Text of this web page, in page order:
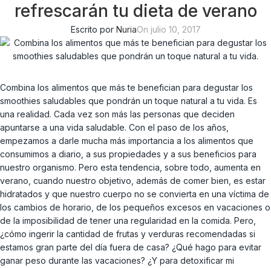
refrescarán tu dieta de verano
Escrito por NuriaOn julio 10, 2017
Combina los alimentos que más te benefician para degustar los
smoothies saludables que pondrán un toque natural a tu vida. Es
una realidad. Cada vez son más las personas que deciden
apuntarse a una vida saludable. Con el paso de los años,
empezamos a darle mucha más importancia a los alimentos que
consumimos a diario, a sus propiedades y a sus beneficios para
nuestro organismo. Pero esta tendencia, sobre todo, aumenta en
verano, cuando nuestro objetivo, además de comer bien, es estar
hidratados y que nuestro cuerpo no se convierta en una víctima de
los cambios de horario, de los pequeños excesos en vacaciones o
de la imposibilidad de tener una regularidad en la comida. Pero,
¿cómo ingerir la cantidad de frutas y verduras recomendadas si
estamos gran parte del día fuera de casa? ¿Qué hago para evitar
ganar peso durante las vacaciones? ¿Y para detoxificar mi